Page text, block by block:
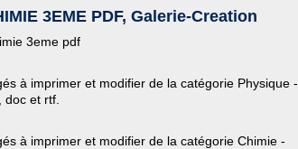
3EME PDF, Galerie-Creation
3eme pdf
à imprimer et modifier de la catégorie Physique -
et rtf.
à imprimer et modifier de la catégorie Chimie -